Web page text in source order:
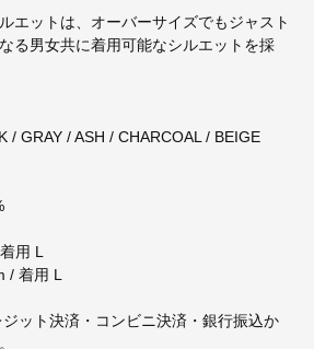
エットは、オーバーサイズでもジャスト
る男女共に着用可能なシルエットを採
/ GRAY / ASH / CHARCOAL / BEIGE
用 L
/ 着用 L
ット決済・コンビニ決済・銀行振込か